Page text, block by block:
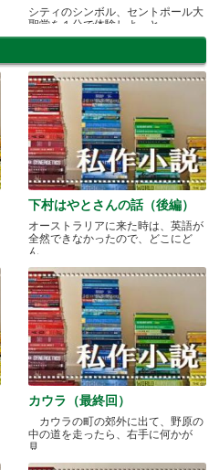
シティのシンボル、セントポール大
聖堂を１分で体験しよっと。
下村はやとさんの話（後編）
オーストラリアに来た時は、英語が
全然できなかったので、どこにど
ん.....
カウラ（最終回）
カウラの町の郊外に出て、野原の
中の道を走ったら、右手に何かが
見.....